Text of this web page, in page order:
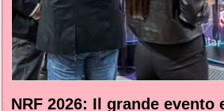
NRF 2026: Il grande evento